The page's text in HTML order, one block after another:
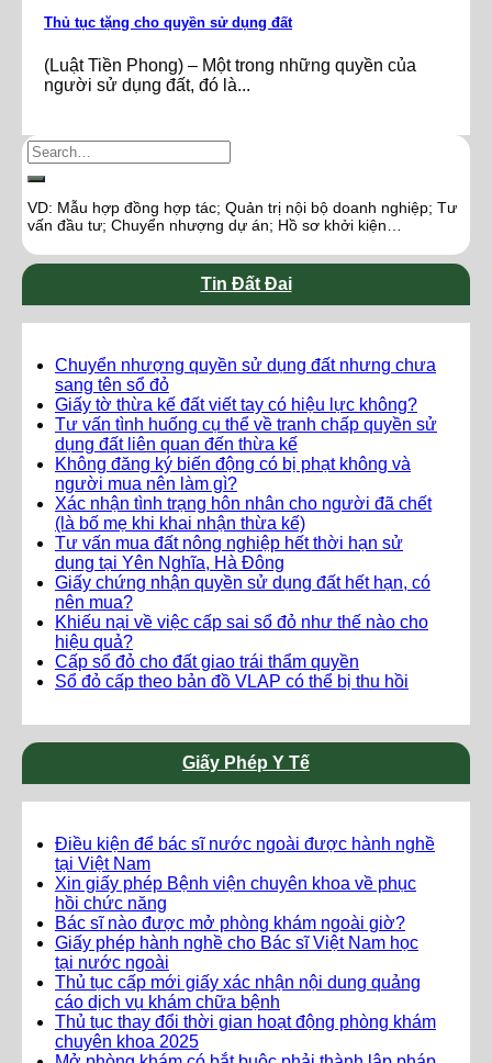
Thủ tục tặng cho quyền sử dụng đất
(Luật Tiền Phong) – Một trong những quyền của
người sử dụng đất, đó là...
VD: Mẫu hợp đồng hợp tác; Quản trị nội bộ doanh nghiệp; Tư
vấn đầu tư; Chuyển nhượng dự án; Hồ sơ khởi kiện…
Tin Đất Đai
Chuyển nhượng quyền sử dụng đất nhưng chưa
sang tên sổ đỏ
Giấy tờ thừa kế đất viết tay có hiệu lực không?
Tư vấn tình huống cụ thể về tranh chấp quyền sử
dụng đất liên quan đến thừa kế
Không đăng ký biến động có bị phạt không và
người mua nên làm gì?
Xác nhận tình trạng hôn nhân cho người đã chết
(là bố mẹ khi khai nhận thừa kế)
Tư vấn mua đất nông nghiệp hết thời hạn sử
dụng tại Yên Nghĩa, Hà Đông
Giấy chứng nhận quyền sử dụng đất hết hạn, có
nên mua?
Khiếu nại về việc cấp sai sổ đỏ như thế nào cho
hiệu quả?
Cấp sổ đỏ cho đất giao trái thẩm quyền
Sổ đỏ cấp theo bản đồ VLAP có thể bị thu hồi
Giấy Phép Y Tế
Điều kiện để bác sĩ nước ngoài được hành nghề
tại Việt Nam
Xin giấy phép Bệnh viện chuyên khoa về phục
hồi chức năng
Bác sĩ nào được mở phòng khám ngoài giờ?
Giấy phép hành nghề cho Bác sĩ Việt Nam học
tại nước ngoài
Thủ tục cấp mới giấy xác nhận nội dung quảng
cáo dịch vụ khám chữa bệnh
Thủ tục thay đổi thời gian hoạt động phòng khám
chuyên khoa 2025